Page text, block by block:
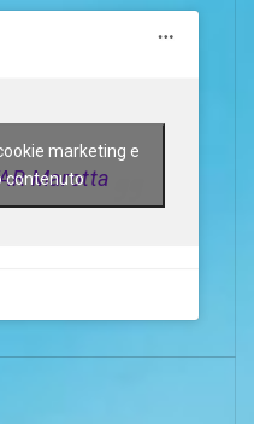
Marotta
marketing e
contenuto